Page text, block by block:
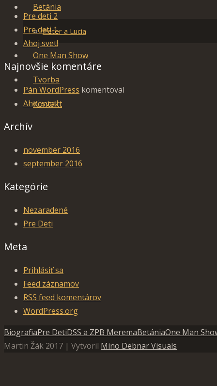
Betánia
Peter a Lucia
One Man Show
Tvorba
Kontakt
Pre deti 2
Pre deti 1
Ahoj svet!
Najnovšie komentáre
Pán WordPress komentoval
Ahoj svet!
Archív
november 2016
september 2016
Kategórie
Nezaradené
Pre Deti
Meta
Prihlásiť sa
Feed záznamov
RSS feed komentárov
WordPress.org
BiografiaPre DetiDSS a ZPB MeremaBetániaOne Man
Martin Žák 2017 | Vytvoril Mino Debnar Visuals